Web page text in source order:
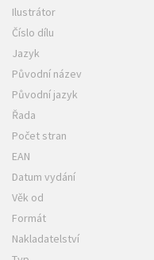
Ilustrátor
Číslo dílu
Jazyk
Původní název
Původní jazyk
Řada
Počet stran
EAN
Datum vydání
Věk od
Formát
Nakladatelství